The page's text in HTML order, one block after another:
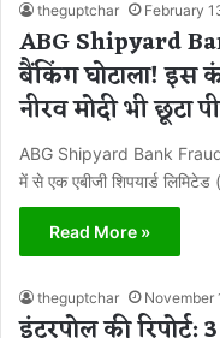
theguptchar February
ABG Shipyard
बैंकिंग घोटाला! इस
नीरव मोदी भी छूटा
ABG Shipyard Bank Fraud:
में से एक एबीजी शिपयार्ड
Read More »
theguptchar November